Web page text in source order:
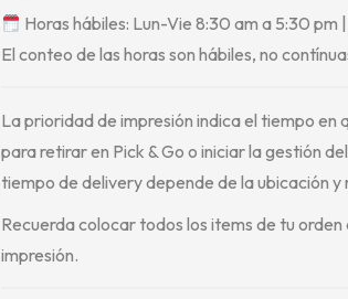
Horas hábiles: Lun-Vie 8:30 am a 5:30 pm
El conteo de las horas son hábiles, no
La prioridad de impresión indica el tiempo en
para retirar en Pick & Go o iniciar la gestión
tiempo de delivery depende de la ubicación y
Recuerda colocar todos los items de tu
impresión.